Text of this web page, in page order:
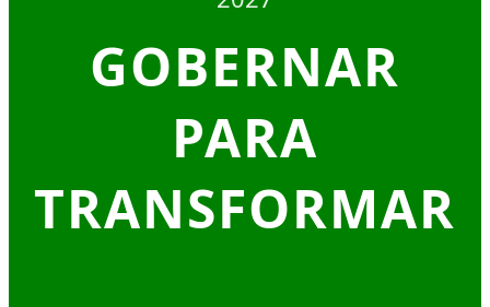
GOBERNAR
PARA
TRANSFORMAR